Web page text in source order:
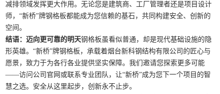
减排领域发挥更大作用。无论您是建筑商、工厂管理者还是项目设计
师，“新桥”牌钢格板都能成为您信赖的基石，共同构建安全、创新的
空间。
结语：迈向更可靠的明天钢格板虽看似普通，却是现代基础设施的隐
形英雄。“新桥”牌钢格板，承载着烟台新科钢结构有限公司的匠心与
愿景，致力于为各行各业提供坚实保障。我们邀请您探索更多可能
——访问公司官网或联系专业团队，让“新桥”成为您下一个项目的智
慧之选。安全从这里起步，创新永不止步。